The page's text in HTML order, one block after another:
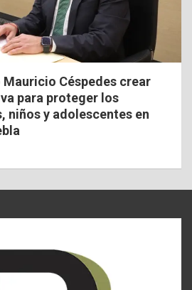
Céspedes crear
para proteger los
niños y adolescentes en